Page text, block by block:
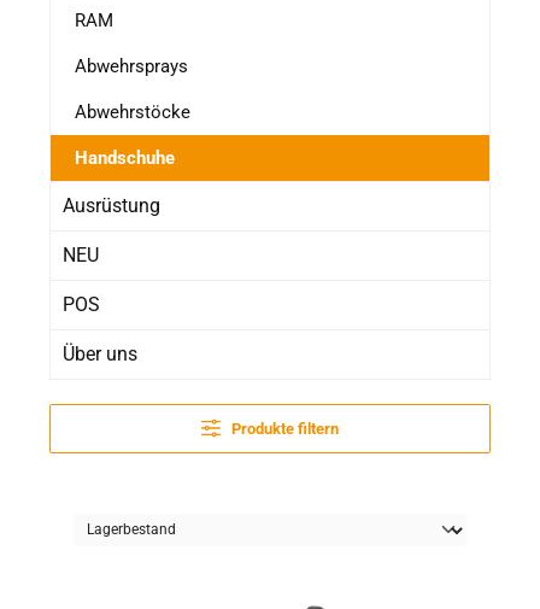
RAM
Abwehrsprays
Abwehrstöcke
Handschuhe
Ausrüstung
NEU
POS
Über uns
Produkte filtern